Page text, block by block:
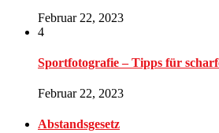
Februar 22, 2023
4
Sportfotografie – Tipps für
Februar 22, 2023
Abstandsgesetz